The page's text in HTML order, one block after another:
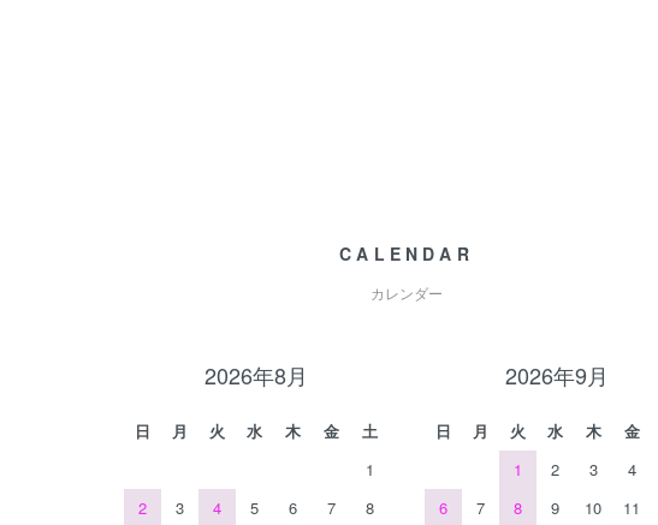
CALENDAR
カレンダー
2026年8月
日 月 火 水 木 金
土
1
2
3 4 5 6 7
8
2026年9月
日 月 火 水 木 金
1
2 3 4
6
7 8 9 10 11